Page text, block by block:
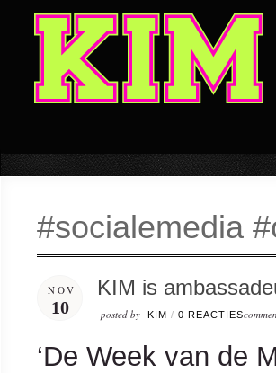
#socialemedia
NOV
10
KIM is
posted by KIM / 0 REACTIES
‘De Week van de